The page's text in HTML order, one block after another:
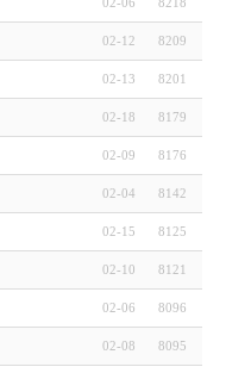
02-12 8209
02-13 8201
02-18 8179
02-09 8176
02-04 8142
02-15 8125
02-10 8121
02-06 8096
02-08 8095